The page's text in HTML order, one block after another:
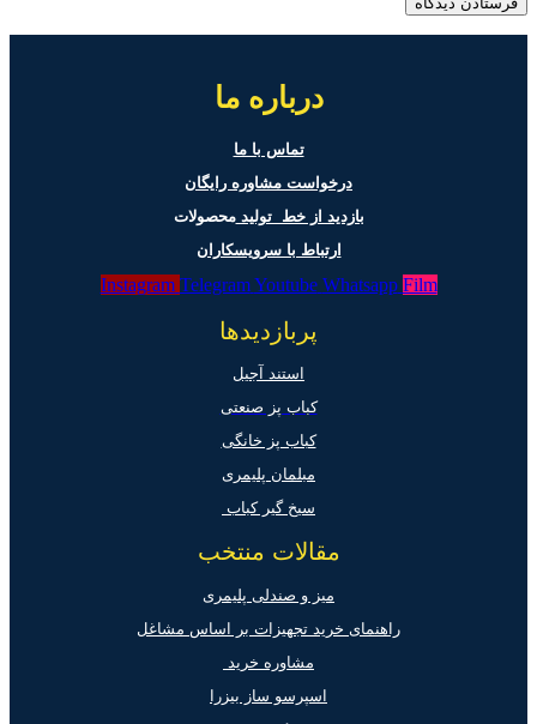
درباره ما
تماس با ما
درخواست مشاوره رایگان
بازدید از خط تولیدمحصولات
ارتباط با سرویسکاران
Instagram Telegram Youtube Whatsapp Film
پربازدیدها
استند آجیل
کباب پز صنعتی
کباب پز خانگی
مبلمان پلیمری
سیخ گیر کباب
مقالات منتخب
میز و صندلی پلیمری
راهنمای خرید تجهیزات بر اساس مشاغل
مشاوره خرید
اسپرسو ساز بیزرا